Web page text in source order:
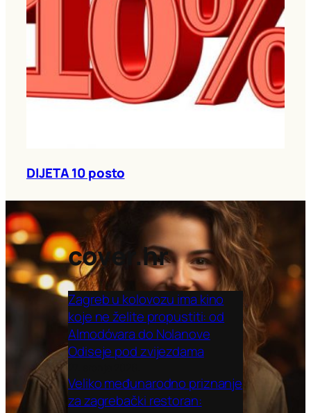
DIJETA 10 posto
cover.hr
Zagreb u kolovozu ima kino
koje ne želite propustiti: od
Almodóvara do Nolanove
Odiseje pod zvijezdama
Veliko međunarodno priznanje
za zagrebački restoran: